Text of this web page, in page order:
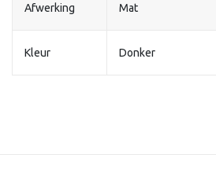
Afwerking Mat
Kleur Donker